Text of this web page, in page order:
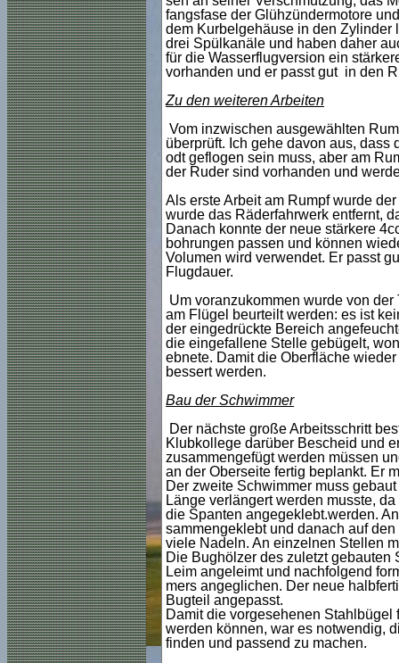
fangsfase der Glühzündermotore
dem Kurbelgehäuse in den Zylinder
drei Spülkanäle und haben daher
für die Wasserflugversion ein
vorhanden und er passt gut in den
Zu den weiteren Arbeiten
Vom inzwischen ausgewählten
überprüft. Ich gehe davon aus,
odt geflogen sein muss, aber am
der Ruder sind vorhanden und
Als erste Arbeit am Rumpf wurde
wurde das Räderfahrwerk entfernt,
Danach konnte der neue stärkere
bohrungen passen und können
Volumen wird verwendet. Er passt
Flugdauer.
Um voranzukommen wurde von
am Flügel beurteilt werden: es ist
der eingedrückte Bereich
die eingefallene Stelle gebügelt,
ebnete. Damit die Oberfläche
bessert werden.
Bau der Schwimmer
Der nächste große Arbeitsschritt
Klubkollege darüber Bescheid und
zusammengefügt werden müssen
an der Oberseite fertig beplankt. Er
Der zweite Schwimmer muss
Länge verlängert werden musste,
die Spanten angegeklebt.werden.
sammengeklebt und danach auf
viele Nadeln. An einzelnen Stellen
Die Bughölzer des zuletzt
Leim angeleimt und nachfolgend
mers angeglichen. Der neue
Bugteil angepasst.
Damit die vorgesehenen
werden können, war es notwendig,
finden und passend zu machen.